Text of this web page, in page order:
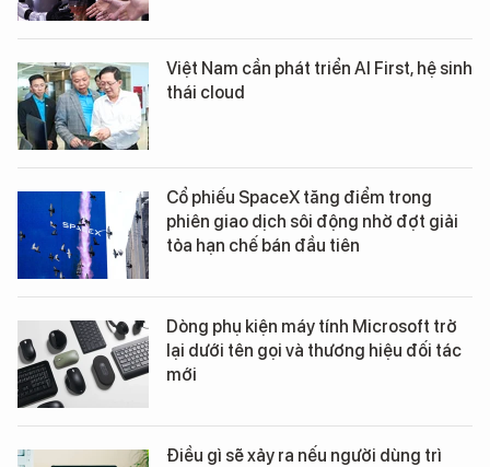
Việt Nam cần phát triển AI First, hệ sinh
thái cloud
Cổ phiếu SpaceX tăng điểm trong
phiên giao dịch sôi động nhờ đợt giải
tỏa hạn chế bán đầu tiên
Dòng phụ kiện máy tính Microsoft trở
lại dưới tên gọi và thương hiệu đối tác
mới
Điều gì sẽ xảy ra nếu người dùng trì